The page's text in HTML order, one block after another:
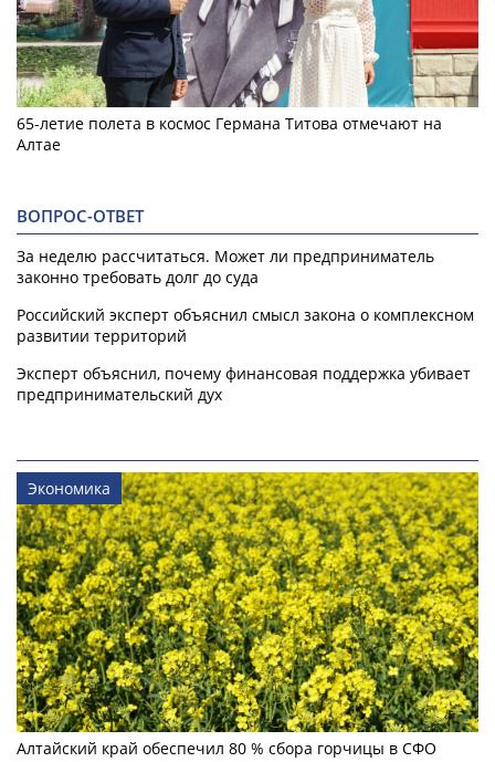
65-летие полета в космос Германа Титова отмечают на
Алтае
ВОПРОС-ОТВЕТ
За неделю рассчитаться. Может ли предприниматель
законно требовать долг до суда
Российский эксперт объяснил смысл закона о комплексном
развитии территорий
Эксперт объяснил, почему финансовая поддержка убивает
предпринимательский дух
Экономика
Алтайский край обеспечил 80 % сбора горчицы в СФО